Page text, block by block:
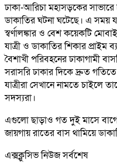
ঢাকা-আরিচা মহাসড়কের সাভারে
ডাকাতির ঘটনা ঘটেছে। এ সময়
স্বর্ণালঙ্কার ও বেশ কয়েকটি
যাত্রী ও ডাকাতির শিকার প্রাইম
বৈশাখী পরিবহনের ঢাকাগামী
সরাসরি ঢাকার দিকে দ্রুত
যাত্রীরা সেখানে নামতে
সদস্যরা।
এগুলো ছাড়াও গত দুই মাসে
জায়গায় রাতের বাস থামিয়ে
এক্সক্লুসিভ নিউজ সর্বশেষ